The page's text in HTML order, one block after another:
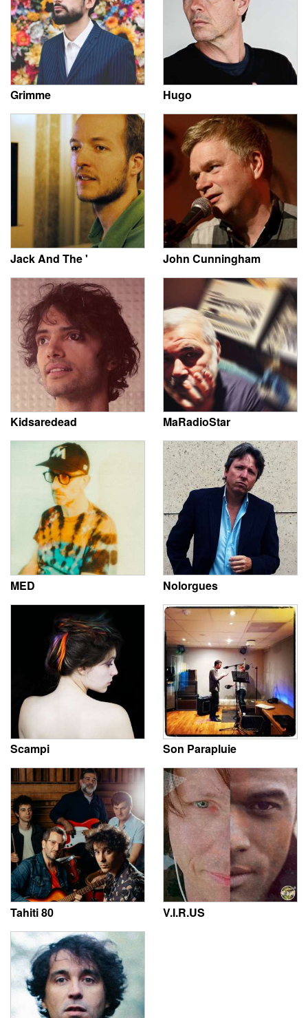
Grimme Hugo
Jack And The ' John Cunningham
Kidsaredead MaRadioStar
MED Nolorgues
Scampi Son Parapluie
Tahiti 80 V.I.R.US